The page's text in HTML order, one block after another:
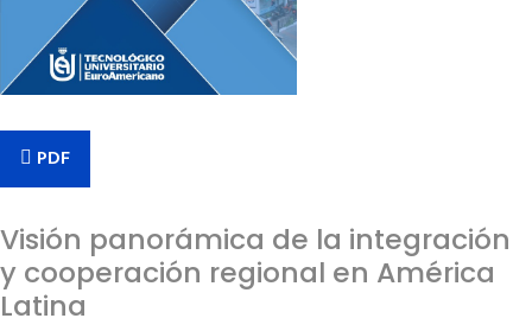
PDF
Visión panorámica de la integración
y cooperación regional en América
Latina